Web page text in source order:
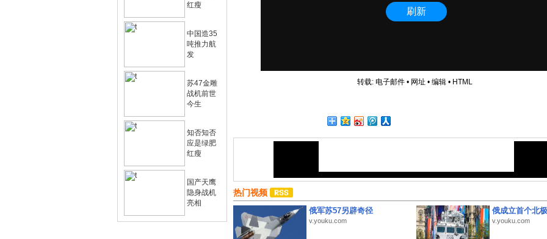
红瘦
中国造35
吨推力航
发
苏47金雕
战机前世
今生
知否知否
应是绿肥
红瘦
国产天鹰
隐身战机
亮相
转载: 电子邮件• 网址 • 编辑• HTML
热门视频
俄军苏57另辟奇径
v.youku.com
俄成立首个北
v.youku.com